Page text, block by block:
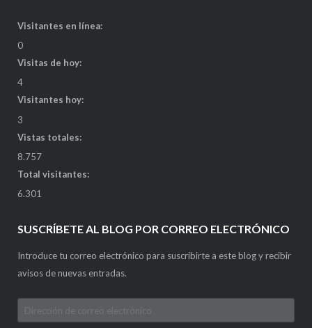
Visitantes en línea:
0
Visitas de hoy:
4
Visitantes hoy:
3
Vistas totales:
8.757
Total visitantes:
6.301
SUSCRÍBETE AL BLOG POR CORREO ELECTRÓNICO
Introduce tu correo electrónico para suscribirte a este blog y recibir
avisos de nuevas entradas.
Dirección
de